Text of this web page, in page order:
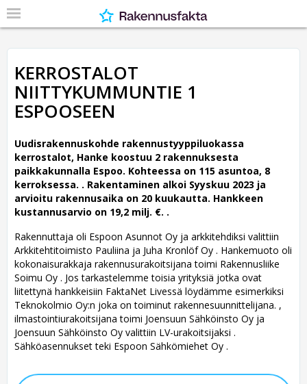
KERROSTALOT
NIITTYKUMMUNTIE 1
ESPOOSEEN
Uudisrakennuskohde rakennustyyppiluokassa
kerrostalot, Hanke koostuu 2 rakennuksesta
paikkakunnalla Espoo. Kohteessa on 115 asuntoa, 8
kerroksessa. . Rakentaminen alkoi Syyskuu 2023 ja
arvioitu rakennusaika on 20 kuukautta. Hankkeen
kustannusarvio on 19,2 milj. €. .
Rakennuttaja oli Espoon Asunnot Oy ja arkkitehdiksi valittiin
Arkkitehtitoimisto Pauliina ja Juha Kronlöf Oy . Hankemuoto oli
kokonaisurakkaja rakennusurakoitsijana toimi Rakennusliike
Soimu Oy . Jos tarkastelemme toisia yrityksiä jotka ovat
liitettynä hankkeisiin FaktaNet Livessä löydämme esimerkiksi
Teknokolmio Oy:n joka on toiminut rakennesuunnittelijana. ,
ilmastointiurakoitsijana toimi Joensuun Sähköinsto Oy ja
Joensuun Sähköinsto Oy valittiin LV-urakoitsijaksi .
Sähköasennukset teki Espoon Sähkömiehet Oy .